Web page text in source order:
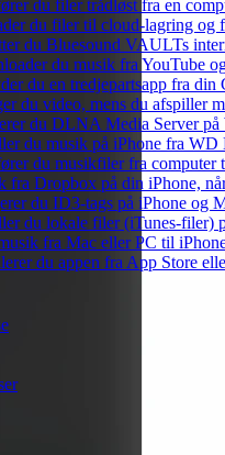
du filer trådløst fra en
du filer til cloud-lagring
du Bluesound VAULTs
du musik fra YouTube
du en tredjepartsapp fra din
du video, mens du afspiller
du DLNA Media Server
du musik på iPhone fra
du musikfiler fra
fra Dropbox på din iPhone,
du ID3-tags på iPhone og
du lokale filer (iTunes-filer)
fra Mac eller PC til
du appen fra App Store